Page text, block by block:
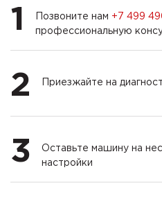
1 Позвоните нам +7 499
профессиональную
2 Приезжайте на
3
Оставьте машину на
настройки